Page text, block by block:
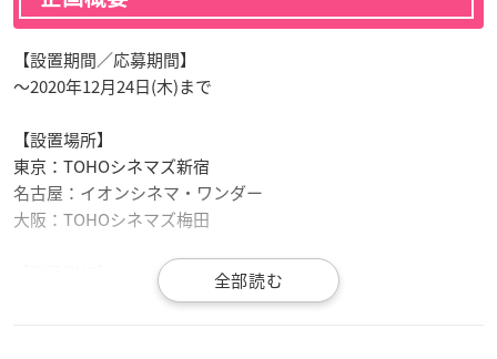
【設置期間／応募期間】
～2020年12月24日(木)まで
【設置場所】
東京：TOHOシネマズ新宿
名古屋：イオンシネマ・ワンダー
大阪：TOHOシネマズ梅田
ポケットモンスターココ」オリジナルグッズ詰